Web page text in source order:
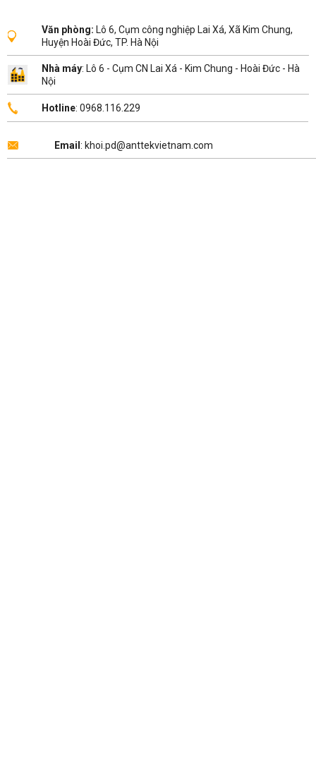
Văn phòng: Lô 6, Cụm công nghiệp Lai Xá, Xã Kim Chung,
Huyện Hoài Đức, TP. Hà Nội
Nhà máy: Lô 6 - Cụm CN Lai Xá - Kim Chung - Hoài Đức - Hà
Nội
Hotline: 0968.116.229
Email : khoi.pd@anttekvietnam.com